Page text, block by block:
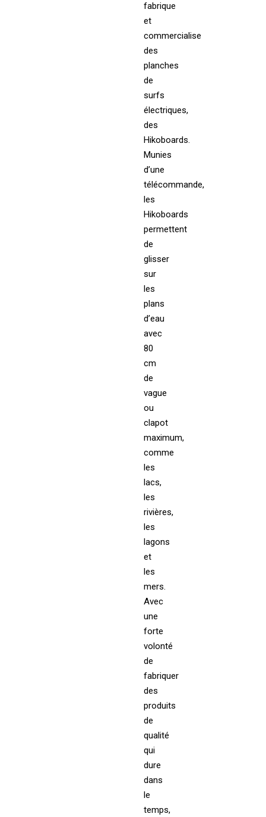
fabrique
et
commercialise
des
planches
de
surfs
électriques,
des
Hikoboards.
Munies
d’une
télécommande,
les
Hikoboards
permettent
de
glisser
sur
les
plans
d’eau
avec
80
cm
de
vague
ou
clapot
maximum,
comme
les
lacs,
les
rivières,
les
lagons
et
les
mers.
Avec
une
forte
volonté
de
fabriquer
des
produits
de
qualité
qui
dure
dans
le
temps,